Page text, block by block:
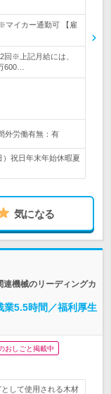
マイカー通勤可 【雇
回※上記月給には、
600…
外労働有無：有
）祝日年末年始休暇夏
気になる
機械のリーディングカ
業5.5時間／福利厚生
おしごと掲載中
して使用される木材